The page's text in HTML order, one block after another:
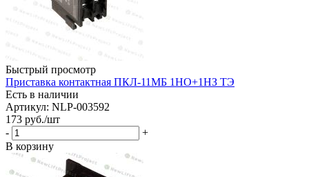
Быстрый просмотр
Приставка контактная ПКЛ-11МБ 1НО+1НЗ ТЭ
Есть в наличии
Артикул: NLP-003592
173 руб./шт
-
+
В корзину